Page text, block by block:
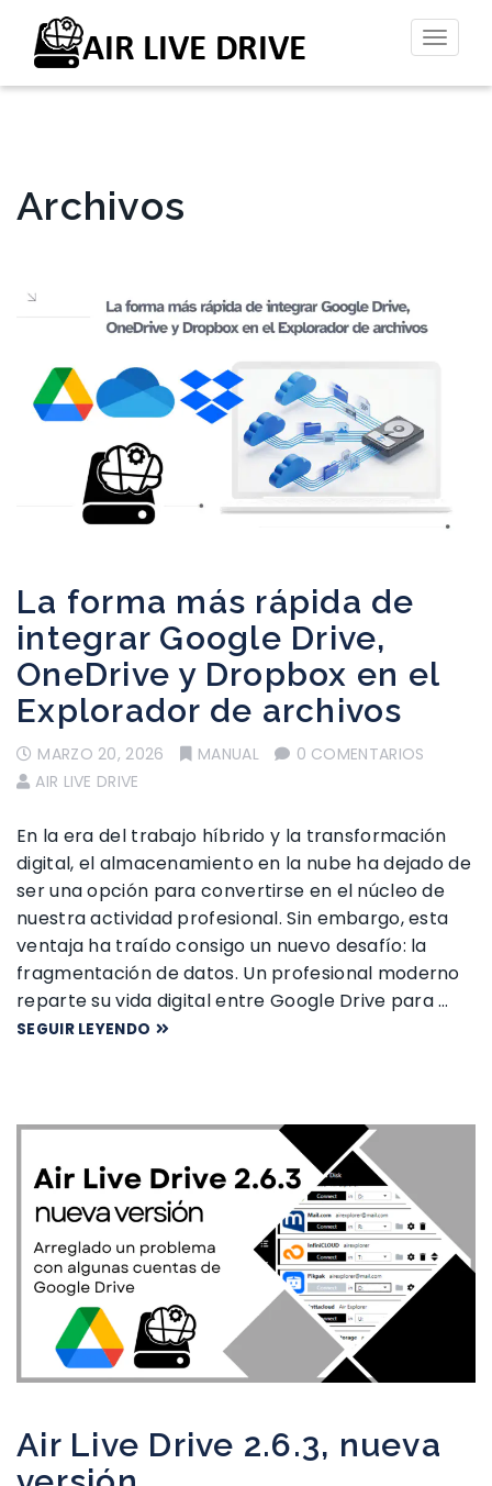
Archivos
La forma más rápida de
integrar Google Drive,
OneDrive y Dropbox en el
Explorador de archivos
MARZO 20, 2026 MANUAL
0 COMENTARIOS
AIR LIVE DRIVE
En la era del trabajo híbrido y la transformación
digital, el almacenamiento en la nube ha dejado de
ser una opción para convertirse en el núcleo de
nuestra actividad profesional. Sin embargo, esta
ventaja ha traído consigo un nuevo desafío: la
fragmentación de datos. Un profesional moderno
reparte su vida digital entre Google Drive para …
SEGUIR LEYENDO
Air Live Drive 2.6.3, nueva